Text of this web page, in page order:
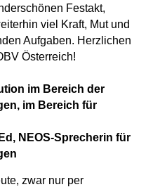
Festakt,
viel Kraft, Mut und
Aufgaben. Herzlichen
Österreich!
im Bereich der
im Bereich für
NEOS-Sprecherin für
zwar nur per